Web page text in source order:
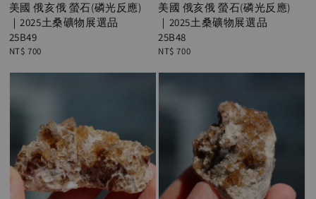
美國 俄亥俄 螢石(磷光反應)
｜2025土桑礦物展選品
25B49
Regular
NT$ 700
美國 俄亥俄 螢石(磷光反應)
｜2025土桑礦物展選品
25B48
Regular
NT$ 700